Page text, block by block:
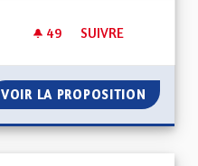
49 49 ABONNÉS
SUIVRE
VOIR LA PROPOSITION